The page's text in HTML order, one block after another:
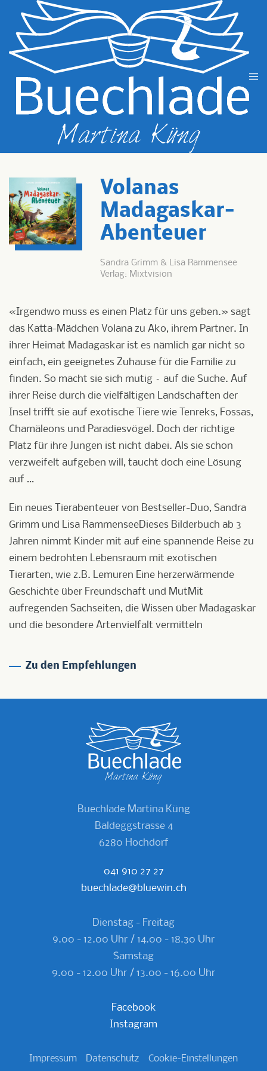
Zum Hauptinhalt springen
Volanas
Madagaskar-
Abenteuer
Sandra Grimm & Lisa Rammensee
Verlag: Mixtvision
«Irgendwo muss es einen Platz für uns geben.» sagt
das Katta-Mädchen Volana zu Ako, ihrem Partner. In
ihrer Heimat Madagaskar ist es nämlich gar nicht so
einfach, ein geeignetes Zuhause für die Familie zu
finden. So macht sie sich mutig – auf die Suche. Auf
ihrer Reise durch die vielfältigen Landschaften der
Insel trifft sie auf exotische Tiere wie Tenreks, Fossas,
Chamäleons und Paradiesvögel. Doch der richtige
Platz für ihre Jungen ist nicht dabei. Als sie schon
verzweifelt aufgeben will, taucht doch eine Lösung
auf …
Ein neues Tierabenteuer von Bestseller-Duo, Sandra
Grimm und Lisa RammenseeDieses Bilderbuch ab 3
Jahren nimmt Kinder mit auf eine spannende Reise zu
einem bedrohten Lebensraum mit exotischen
Tierarten, wie z.B. Lemuren Eine herzerwärmende
Geschichte über Freundschaft und MutMit
aufregenden Sachseiten, die Wissen über Madagaskar
und die besondere Artenvielfalt vermitteln
Zu den Empfehlungen
Buechlade Martina Küng
Baldeggstrasse 4
6280 Hochdorf
041 910 27 27
buechlade@bluewin.ch
Dienstag - Freitag
9.00 - 12.00 Uhr / 14.00 - 18.30 Uhr
Samstag
9.00 - 12.00 Uhr / 13.00 - 16.00 Uhr
Facebook
Instagram
Impressum Datenschutz Cookie-Einstellungen